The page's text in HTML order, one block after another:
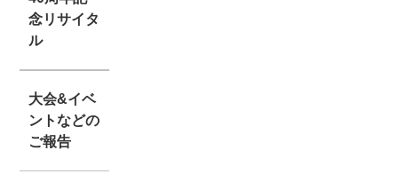
念リサイタ
ル
大会&イベ
ントなどの
ご報告